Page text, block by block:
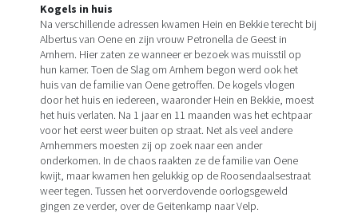
Kogels in huis
Na verschillende adressen kwamen Hein en Bekkie terecht bij
Albertus van Oene en zijn vrouw Petronella de Geest in
Arnhem. Hier zaten ze wanneer er bezoek was muisstil op
hun kamer. Toen de Slag om Arnhem begon werd ook het
huis van de familie van Oene getroffen. De kogels vlogen
door het huis en iedereen, waaronder Hein en Bekkie, moest
het huis verlaten. Na 1 jaar en 11 maanden was het echtpaar
voor het eerst weer buiten op straat. Net als veel andere
Arnhemmers moesten zij op zoek naar een ander
onderkomen. In de chaos raakten ze de familie van Oene
kwijt, maar kwamen hen gelukkig op de Roosendaalsestraat
weer tegen. Tussen het oorverdovende oorlogsgeweld
gingen ze verder, over de Geitenkamp naar Velp.